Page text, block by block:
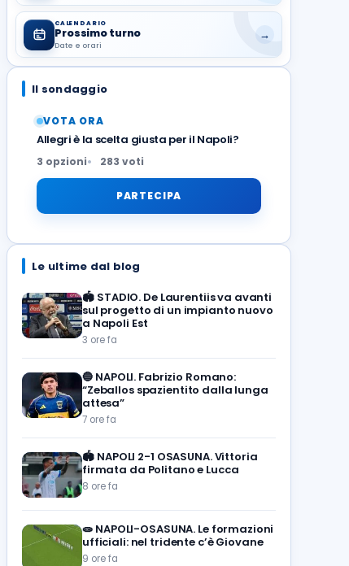
CALENDARIO
Prossimo turno
Date e orari
→
Il sondaggio
VOTA ORA
Allegri è la scelta giusta per il Napoli?
3 opzioni 283 voti
PARTECIPA
Le ultime dal blog
🏟️ STADIO. De Laurentiis va avanti
sul progetto di un impianto nuovo
a Napoli Est
3 ore fa
🔵 NAPOLI. Fabrizio Romano:
“Zeballos spazientito dalla lunga
attesa”
7 ore fa
🏟️ NAPOLI 2-1 OSASUNA. Vittoria
firmata da Politano e Lucca
8 ore fa
🧫 NAPOLI-OSASUNA. Le formazioni
ufficiali: nel tridente c’è Giovane
9 ore fa